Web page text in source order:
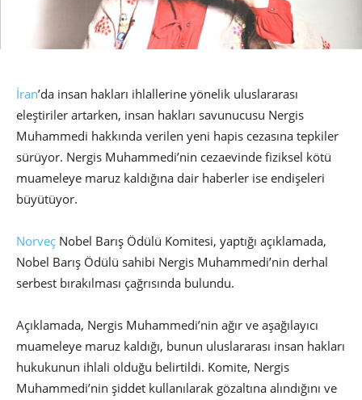
İran’da insan hakları ihlallerine yönelik uluslararası
eleştiriler artarken, insan hakları savunucusu Nergis
Muhammedi hakkında verilen yeni hapis cezasına tepkiler
sürüyor. Nergis Muhammedi’nin cezaevinde fiziksel kötü
muameleye maruz kaldığına dair haberler ise endişeleri
büyütüyor.
Norveç Nobel Barış Ödülü Komitesi, yaptığı açıklamada,
Nobel Barış Ödülü sahibi Nergis Muhammedi’nin derhal
serbest bırakılması çağrısında bulundu.
Açıklamada, Nergis Muhammedi’nin ağır ve aşağılayıcı
muameleye maruz kaldığı, bunun uluslararası insan hakları
hukukunun ihlali olduğu belirtildi. Komite, Nergis
Muhammedi’nin şiddet kullanılarak gözaltına alındığını ve